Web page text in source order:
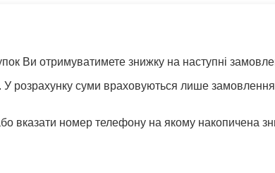
Ви отримуватимете знижку на наступні
розрахунку суми враховуються лише
вказати номер телефону на якому накопичена